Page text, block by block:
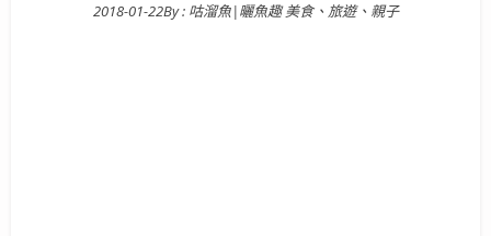
Posted on
2018-01-22By : 咕溜魚|曬魚趣 美食、旅遊、親子